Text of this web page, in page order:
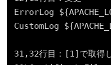
ErrorLog
CustomLog
31,32行目：[1]で取得